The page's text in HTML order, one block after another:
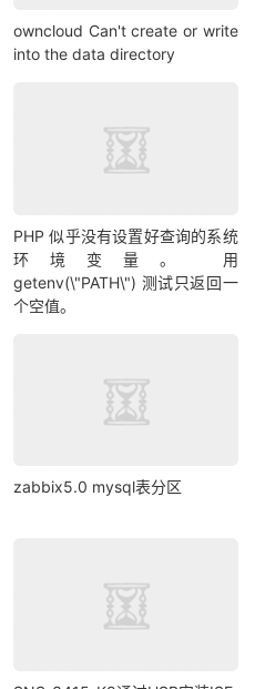
owncloud Can't create or write
into the data directory
PHP 似乎没有设置好查询的系统
环境变量。 用
getenv(\"PATH\") 测试只返回一
个空值。
zabbix5.0 mysql表分区